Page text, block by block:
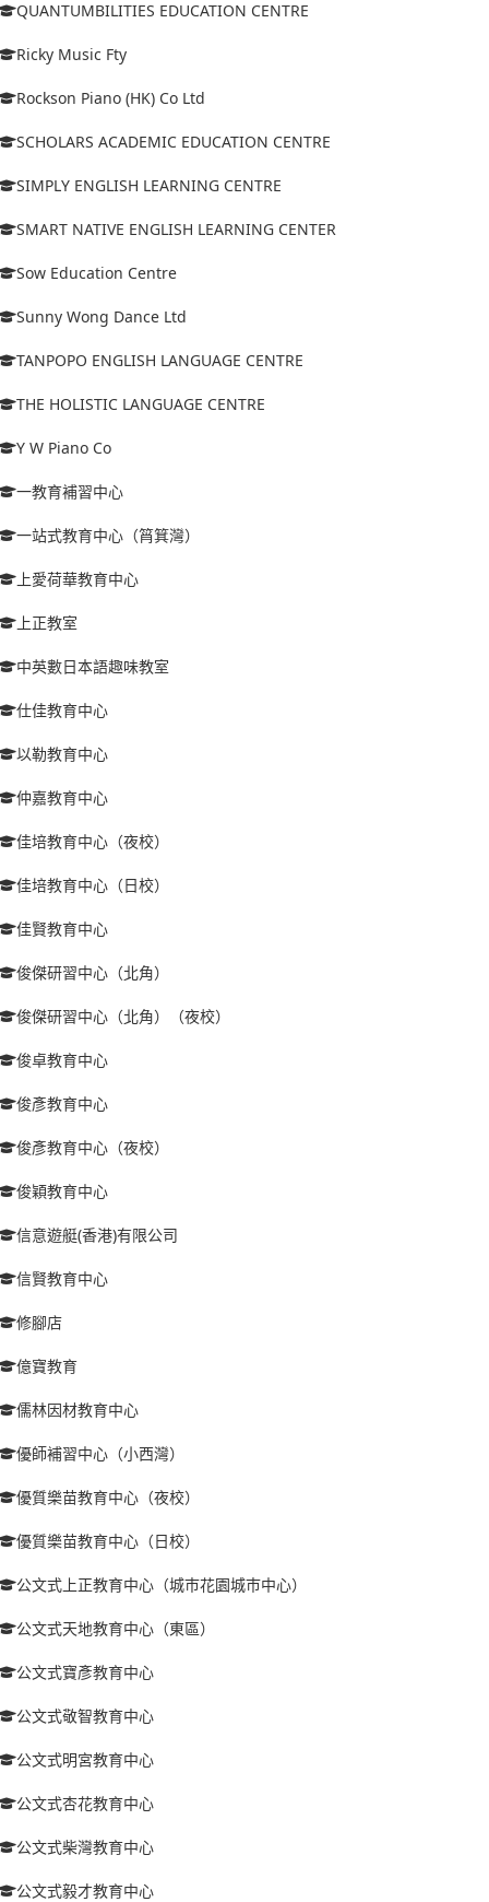
QUANTUMBILITIES EDUCATION CENTRE
Ricky Music Fty
Rockson Piano (HK) Co Ltd
SCHOLARS ACADEMIC EDUCATION CENTRE
SIMPLY ENGLISH LEARNING CENTRE
SMART NATIVE ENGLISH LEARNING CENTER
Sow Education Centre
Sunny Wong Dance Ltd
TANPOPO ENGLISH LANGUAGE CENTRE
THE HOLISTIC LANGUAGE CENTRE
Y W Piano Co
一教育補習中心
一站式教育中心（筲箕灣）
上愛荷華教育中心
上正教室
中英數日本語趣味教室
仕佳教育中心
以勒教育中心
仲嘉教育中心
佳培教育中心（夜校）
佳培教育中心（日校）
佳賢教育中心
俊傑研習中心（北角）
俊傑研習中心（北角）（夜校）
俊卓教育中心
俊彥教育中心
俊彥教育中心（夜校）
俊穎教育中心
信意遊艇(香港)有限公司
信賢教育中心
修腳店
億寶教育
儒林因材教育中心
優師補習中心（小西灣）
優質樂苗教育中心（夜校）
優質樂苗教育中心（日校）
公文式上正教育中心（城巿花園城巿中心）
公文式天地教育中心（東區）
公文式寶彥教育中心
公文式敬智教育中心
公文式明宮教育中心
公文式杏花教育中心
公文式柴灣教育中心
公文式毅才教育中心